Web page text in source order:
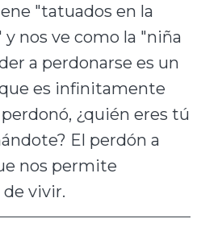
"tatuados en la
nos ve como la "niña
a perdonarse es un
es infinitamente
¿quién eres tú
El perdón a
nos permite
de vivir.